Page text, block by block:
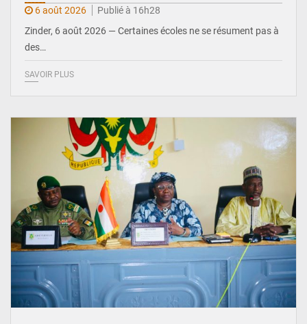
6 août 2026
Publié à 16h28
Zinder, 6 août 2026 — Certaines écoles ne se résument pas à
des…
SAVOIR PLUS